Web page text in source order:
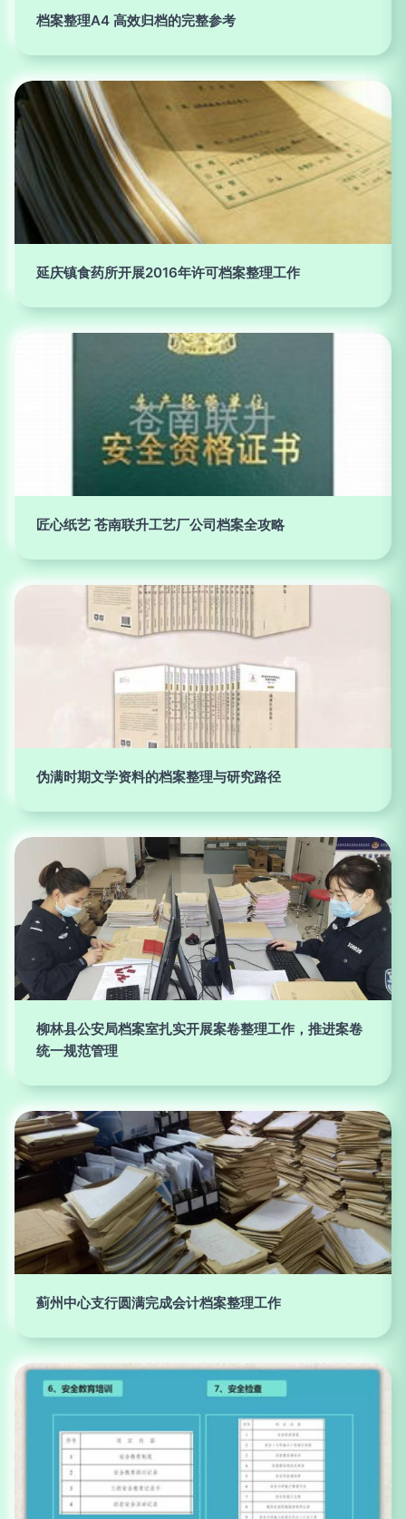
档案整理A4 高效归档的完整参考
延庆镇食药所开展2016年许可档案整理工作
匠心纸艺 苍南联升工艺厂公司档案全攻略
伪满时期文学资料的档案整理与研究路径
柳林县公安局档案室扎实开展案卷整理工作，推进案卷
统一规范管理
蓟州中心支行圆满完成会计档案整理工作